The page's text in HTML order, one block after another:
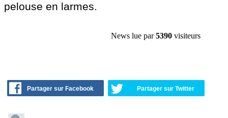
pelouse en larmes.
News lue par5390 visiteurs
Partager sur Facebook Partager sur Twitter